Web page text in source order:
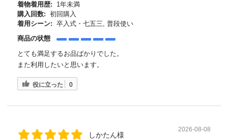
着物着用歴:
1年未満
購入回数: 初回購入
着用シーン: 卒入式・七五三, 普段使い
商品の状態
とても満足するお品ばかりでした。
また利用したいと思います。
役に立った 0
しかたん様
2026-08-08